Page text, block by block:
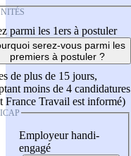
parmi les 1ers à postuler
serez-vous parmi les
premiers à postuler ?
de plus de 15 jours,
moins de 4 candidatures
France Travail est informé)
Employeur handi-
engagé